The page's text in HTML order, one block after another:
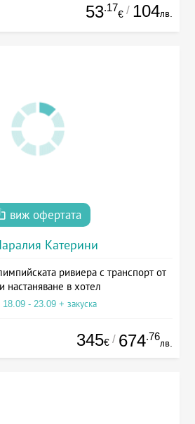
53.17
€ / 104лв.
виж офертата
Катерини
ривиера с транспорт от
настаняване в хотел
18.09 - 23.09 + закуска
345€ / 674.76
лв.